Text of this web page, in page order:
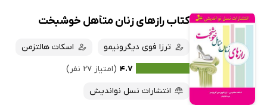
تازه‌ها
داغ‌ترین‌ها
پرفروش‌ها
پربحث‌ها
همه کتاب‌ها
کتاب‌های صوتی
کتاب‌های متنی
کتاب رازهای زنان متأهل خوشبخت
ترزا فوی دیگرونیمو
اسکات هالتزمن
۴.۷ (امتیاز ۲۷ نفر)
انتشارات نسل نواندیش